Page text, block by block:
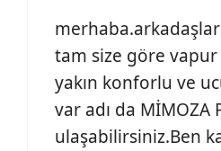
tam size göre vapur
yakın konforlu ve
var adı da MİMOZA
ulaşabilirsiniz.Ben